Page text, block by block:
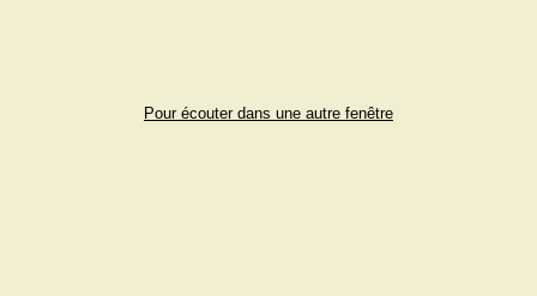
Pour écouter dans une autre fenêtre